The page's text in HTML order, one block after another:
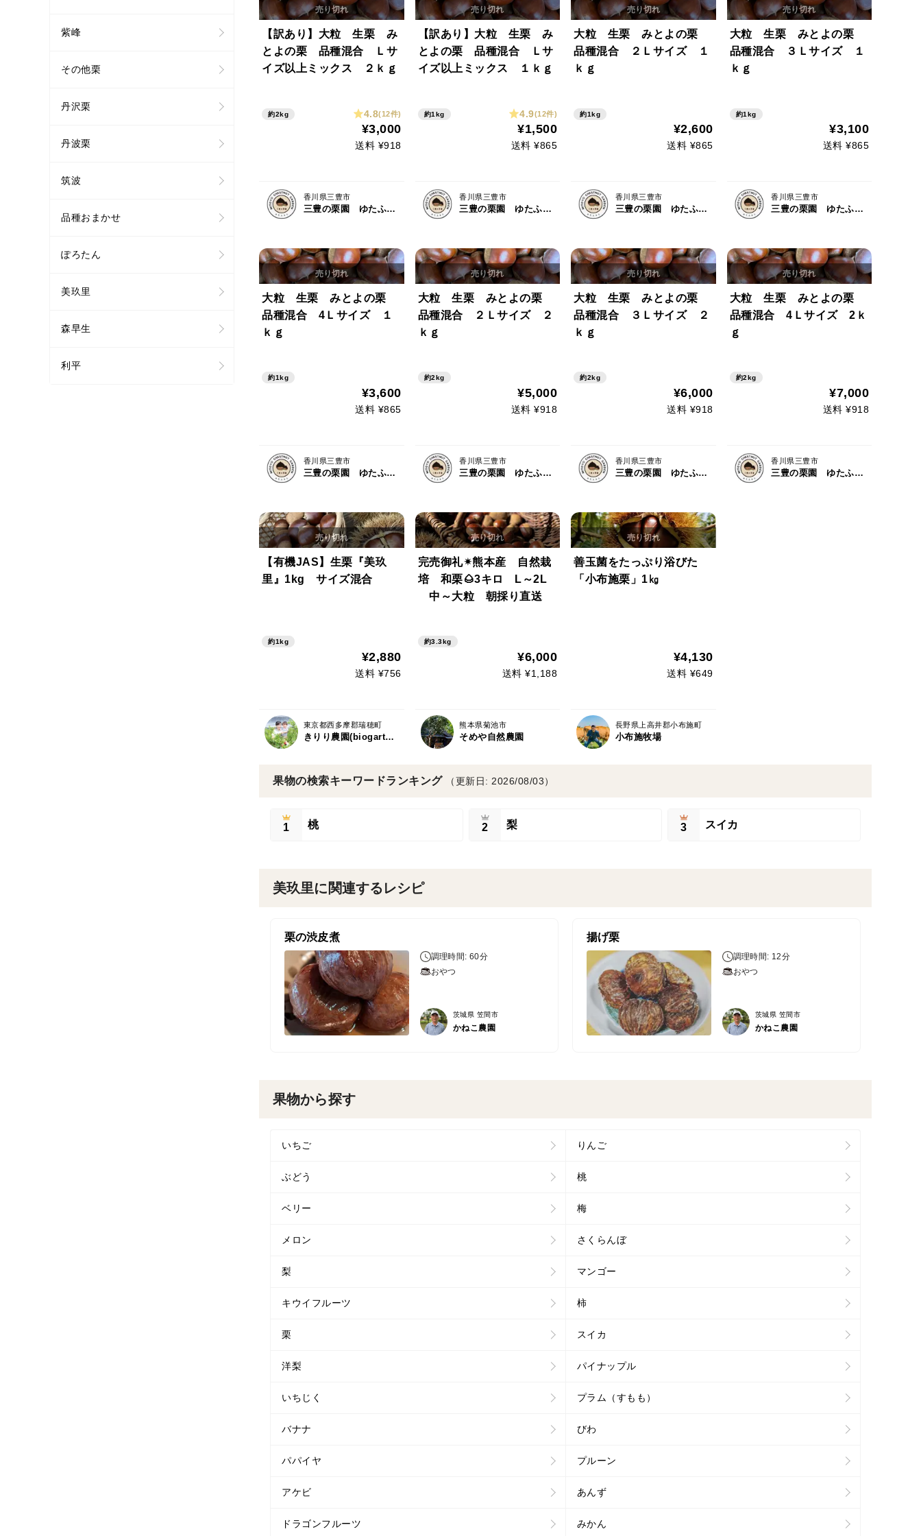
【訳あり】大粒 生栗 み
とよの栗 品種混合 Ｌサ
イズ以上ミックス ２ｋｇ
約2kg 4.8(12件)
¥3,000
送料 ¥918
香川県三豊市
三豊の栗園 ゆたふぁむ
【訳あり】大粒 生栗 み
とよの栗 品種混合 Ｌサ
イズ以上ミックス １ｋｇ
約1kg 4.9(12件)
¥1,500
送料 ¥865
香川県三豊市
三豊の栗園 ゆたふぁむ
大粒 生栗 みとよの栗
品種混合 ２Ｌサイズ １
ｋｇ
約1kg
¥2,600
送料 ¥865
香川県三豊市
三豊の栗園 ゆたふぁむ
大粒 生栗 みとよの栗
品種混合 ３Ｌサイズ １
ｋｇ
約1kg
¥3,100
送料 ¥865
香川県三豊市
三豊の栗園 ゆたふぁむ
大粒 生栗 みとよの栗
品種混合 4Ｌサイズ １
ｋｇ
約1kg
¥3,600
送料 ¥865
香川県三豊市
三豊の栗園 ゆたふぁむ
大粒 生栗 みとよの栗
品種混合 ２Ｌサイズ ２
ｋｇ
約2kg
¥5,000
送料 ¥918
香川県三豊市
三豊の栗園 ゆたふぁむ
大粒 生栗 みとよの栗
品種混合 ３Ｌサイズ ２
ｋｇ
約2kg
¥6,000
送料 ¥918
香川県三豊市
三豊の栗園 ゆたふぁむ
大粒 生栗 みとよの栗
品種混合 4Ｌサイズ 2ｋ
ｇ
約2kg
¥7,000
送料 ¥918
香川県三豊市
三豊の栗園 ゆたふぁむ
【有機JAS】生栗『美玖
里』1kg サイズ混合
約1kg
¥2,880
送料 ¥756
東京都西多摩郡瑞穂町
きりり農園(biogarten kiriri)
完売御礼✴熊本産 自然栽
培 和栗🌰3キロ L～2L
中～大粒 朝採り直送
約3.3kg
¥6,000
送料 ¥1,188
熊本県菊池市
そめや自然農園
善玉菌をたっぷり浴びた
「小布施栗」1㎏
¥4,130
送料 ¥649
長野県上高井郡小布施町
小布施牧場
果物の検索キーワードランキング （更新日: 2026/08/03）
1 桃 2 梨 3 スイカ
美玖里に関連するレシピ
栗の渋皮煮
調理時間: 60分
おやつ
茨城県 笠間市
かねこ農園
揚げ栗
調理時間: 12分
おやつ
茨城県 笠間市
かねこ農園
果物から探す
いちご りんご
ぶどう 桃
ベリー 梅
メロン さくらんぼ
梨 マンゴー
キウイフルーツ 柿
栗 スイカ
洋梨 パイナップル
いちじく プラム（すもも）
バナナ びわ
パパイヤ プルーン
アケビ あんず
ドラゴンフルーツ みかん
紫峰
その他栗
丹沢栗
丹波栗
筑波
品種おまかせ
ぽろたん
美玖里
森早生
利平